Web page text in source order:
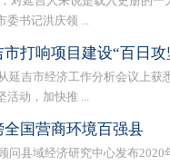
委书记洪庆领 ...
市打响项目建设“百日攻
吉市经济工作分析会议上获
活动，加快推 ...
全国营商环境百强县
县域经济研究中心发布2020